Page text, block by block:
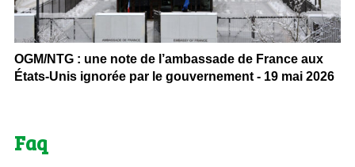
OGM/NTG : une note de l’ambassade de France aux
États-Unis ignorée par le gouvernement - 19 mai 2026
Faq